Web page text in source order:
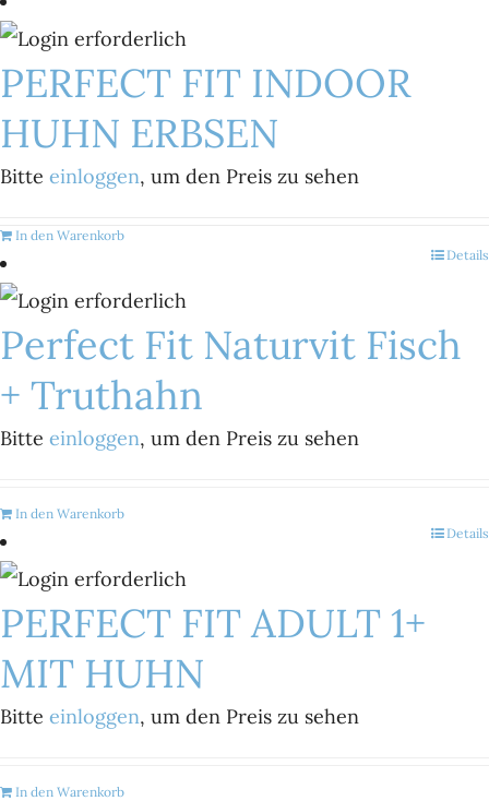
PERFECT FIT INDOOR
HUHN ERBSEN
Bitte einloggen, um den Preis zu sehen
In den Warenkorb
Details
Perfect Fit Naturvit Fisch
+ Truthahn
Bitte einloggen, um den Preis zu sehen
In den Warenkorb
Details
PERFECT FIT ADULT 1+
MIT HUHN
Bitte einloggen, um den Preis zu sehen
In den Warenkorb